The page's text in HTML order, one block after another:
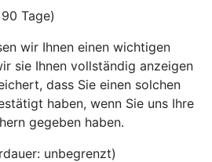
Tage)
wir Ihnen einen wichtigen
sie Ihnen vollständig anzeigen
dass Sie einen solchen
haben, wenn Sie uns Ihre
gegeben haben.
unbegrenzt)